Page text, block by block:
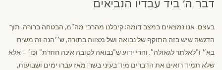
דבר ה׳ ביד עבדיו הנביאים
בעצם, אנו נמצאים במצב דומה: קיבלנו מהרבי מה"מ, הבטחה ברורה, תוך
הדגשה שיש בזה התוקף של נבואה ושל מצווה בתורה, ש׳׳הנה זה משיח
בא״ ו"לאלתר לגאולה". והרי ידוע ש"נבואה לטובה אינה חוזרת" וכו׳ – אלא
שלא תמיד רואים את הדברים מיד בעיני בשר. מאז עברו ימים ושבועות,